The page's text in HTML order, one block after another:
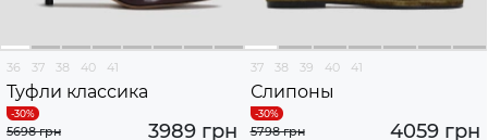
36 37 38 40 41
Туфли классика
3989 грн
5698 грн
37 38 39 40 41
Слипоны
4059 грн
5798 грн